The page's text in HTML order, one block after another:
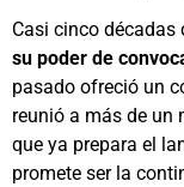
Casi cinco décadas
su poder de
pasado ofreció un
reunió a más de un
que ya prepara el
promete ser la